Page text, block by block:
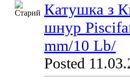
Катушка з
шнур
mm/10 Lb/
Posted